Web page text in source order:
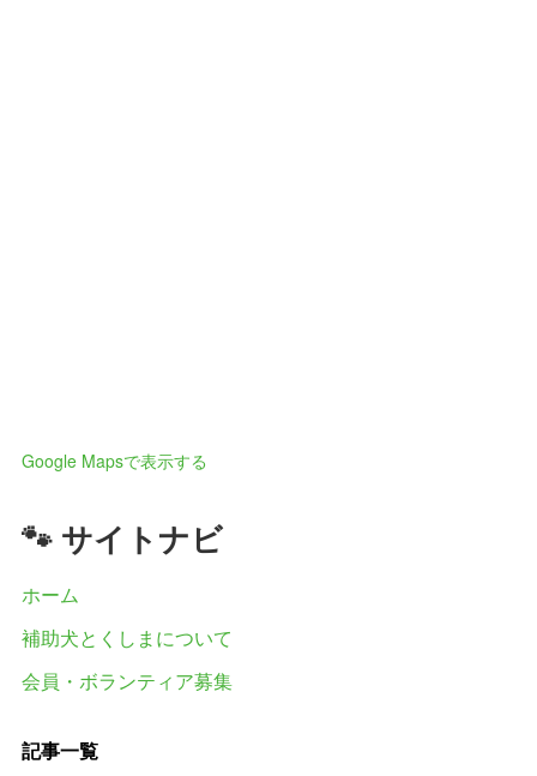
Google Mapsで表示する
🐾 サイトナビ
ホーム
補助犬とくしまについて
会員・ボランティア募集
記事一覧